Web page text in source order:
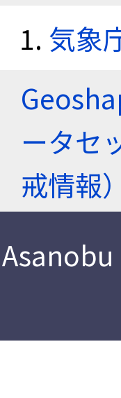
気象
ータセ
戒情報）
Asanobu